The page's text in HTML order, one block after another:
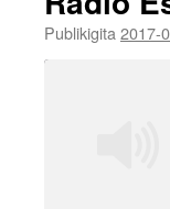
Publikigita 2017-